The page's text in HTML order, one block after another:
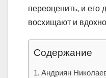
переоценить, и его
восхищают и
Содержание
Андриян